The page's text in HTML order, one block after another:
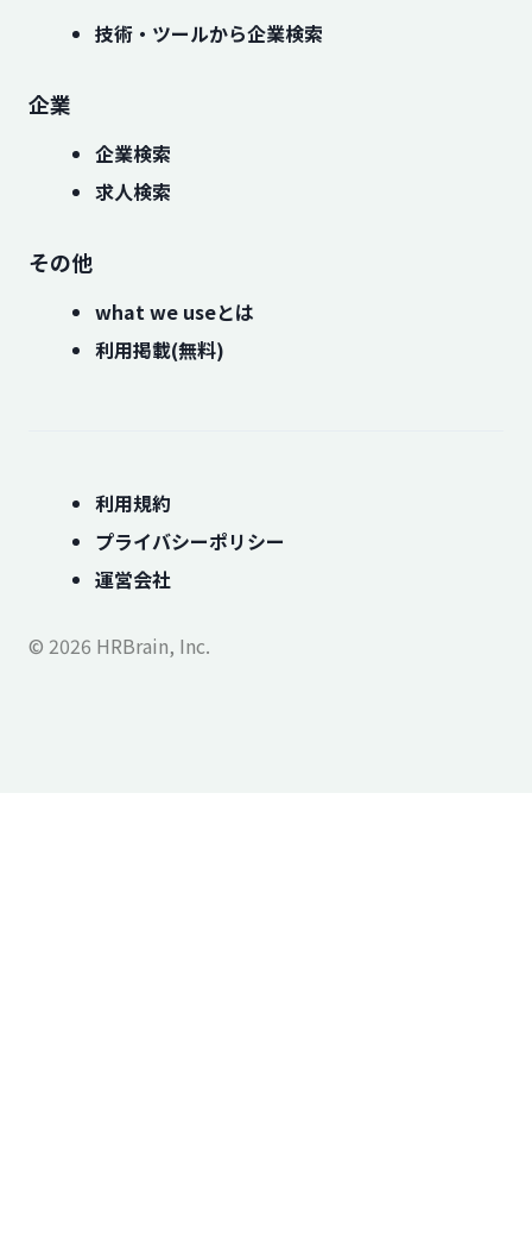
技術・ツールから企業検索
企業
企業検索
求人検索
その他
what we useとは
利用掲載(無料)
利用規約
プライバシーポリシー
運営会社
© 2026 HRBrain, Inc.